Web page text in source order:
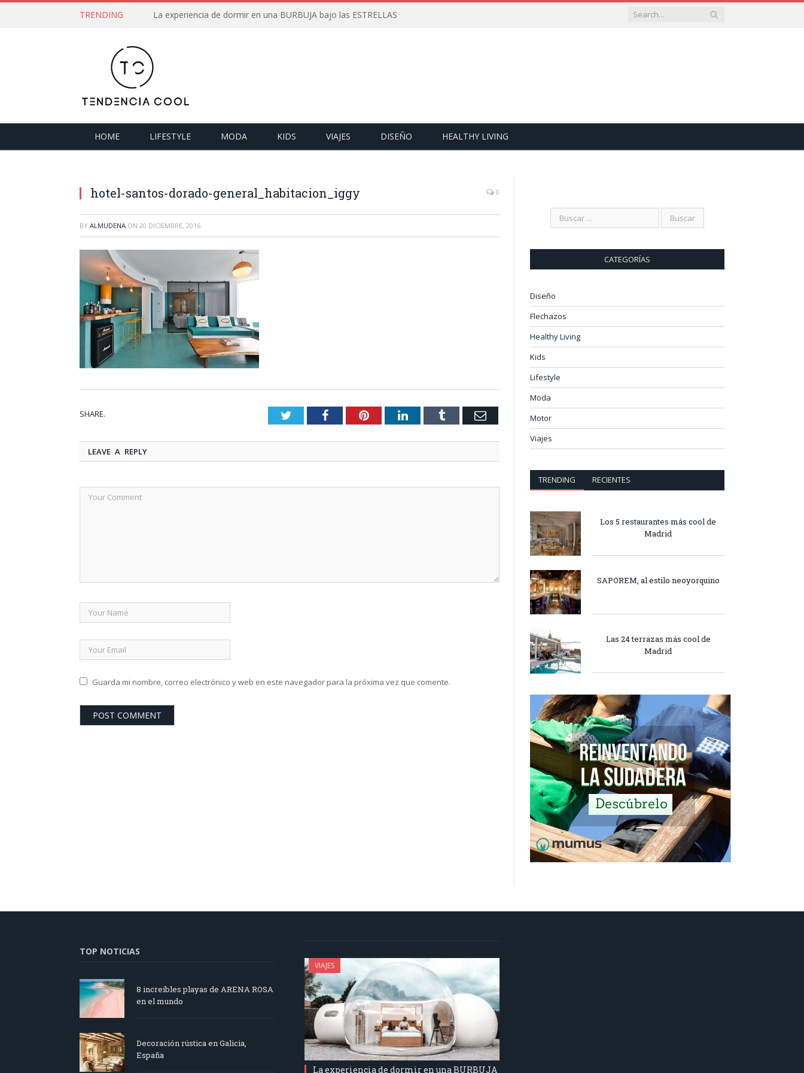
TRENDING La experiencia de dormir en una BURBUJA bajo las ESTRELLAS
HOME LIFESTYLE MODA KIDS VIAJES DISEÑO HEALTHY LIVING
hotel-santos-dorado-general_habitacion_iggy 0
BY ALMUDENA ON 20 DICIEMBRE, 2016
SHARE. TwitterFacebookPinterestLinkedInTumblr Email
LEAVE A REPLY
Guarda mi nombre, correo electrónico y web en este navegador para la próxima vez que comente.
CATEGORÍAS
Diseño
Flechazos
Healthy Living
Kids
Lifestyle
Moda
Motor
Viajes
TRENDING RECIENTES
Los 5 restaurantes más cool de
Madrid
SAPOREM, al estilo neoyorquino
Las 24 terrazas más cool de
Madrid
TOP NOTICIAS
8 increíbles playas de ARENA ROSA
en el mundo
Decoración rústica en Galicia,
España
VIAJES
La experiencia de dormir en una BURBUJA